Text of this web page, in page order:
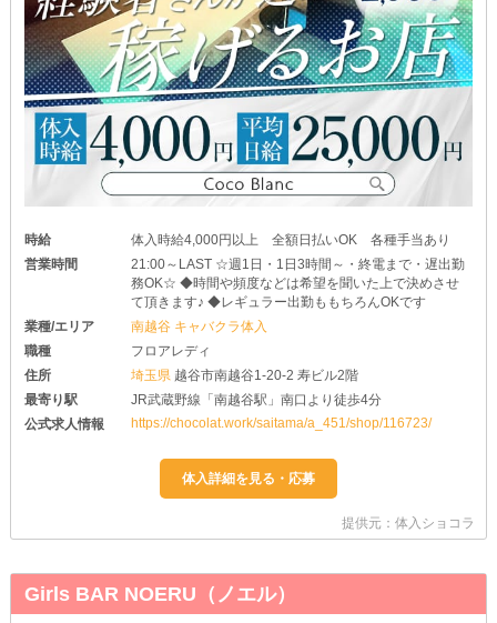
時給
体入時給4,000円以上 全額日払いOK 各種手当あり
営業時間
21:00～LAST ☆週1日・1日3時間～・終電まで・遅出勤
務OK☆ ◆時間や頻度などは希望を聞いた上で決めさせ
て頂きます♪ ◆レギュラー出勤ももちろんOKです
業種/エリア
南越谷 キャバクラ体入
職種
フロアレディ
住所
埼玉県 越谷市南越谷1-20-2 寿ビル2階
最寄り駅
JR武蔵野線「南越谷駅」南口より徒歩4分
公式求人情報
https://chocolat.work/saitama/a_451/shop/116723/
提供元：体入ショコラ
Girls BAR NOERU（ノエル）